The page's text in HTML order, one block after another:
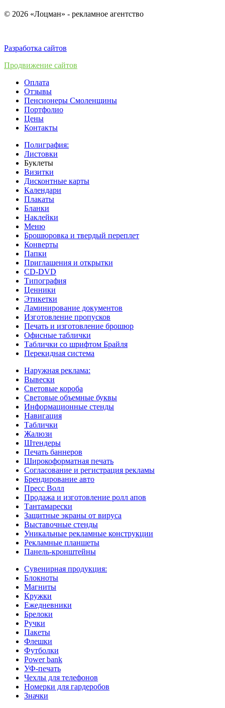
© 2026 «Лоцман» - рекламное агентство
Разработка сайтов
Продвижение сайтов
Оплата
Отзывы
Пенсионеры Смоленщины
Портфолио
Цены
Контакты
Полиграфия:
Листовки
Буклеты
Визитки
Дисконтные карты
Календари
Плакаты
Бланки
Наклейки
Меню
Брошюровка и твердый переплет
Конверты
Папки
Приглашения и открытки
CD-DVD
Типография
Ценники
Этикетки
Ламинирование документов
Изготовление пропусков
Печать и изготовление брошюр
Офисные таблички
Таблички со шрифтом Брайля
Перекидная система
Наружная реклама:
Вывески
Световые короба
Световые объемные буквы
Информационные стенды
Навигация
Таблички
Жалюзи
Штендеры
Печать баннеров
Широкоформатная печать
Согласование и регистрация рекламы
Брендирование авто
Пресс Волл
Продажа и изготовление ролл апов
Тантамарески
Защитные экраны от вируса
Выставочные стенды
Уникальные рекламные конструкции
Рекламные планшеты
Панель-кронштейны
Сувенирная продукция:
Блокноты
Магниты
Кружки
Ежедневники
Брелоки
Ручки
Пакеты
Флешки
Футболки
Power bank
УФ-печать
Чехлы для телефонов
Номерки для гардеробов
Значки